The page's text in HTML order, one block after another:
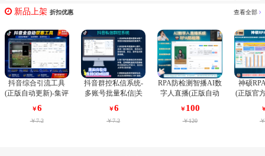
新品上架 折扣优惠 查看全部
抖音综合引流工具
(正版自动更新)-集评
间采集|监控新评论|
关注|评论|私信|点赞|
￥6
￥7.2
抖音群控私信系统-
多账号批量私信|关
统(正版自动更新)
￥6
￥7.2
RPA防检测智播AI数
字人直播(正版自动
刻主播真人形象直
播|自动直播报时防
￥ 100
￥120
神硕
(正版官
PC获客
工RPA